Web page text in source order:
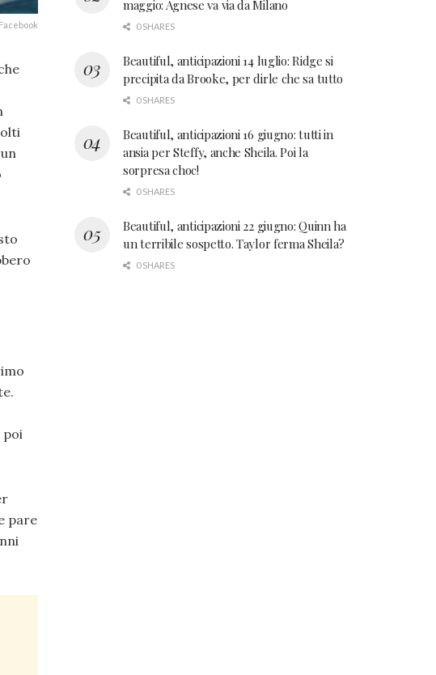
Facebook
poi
pare
maggio: Agnese va via da Milano
0 SHARES
Beautiful, anticipazioni 14 luglio: Ridge si
precipita da Brooke, per dirle che sa tutto
0 SHARES
Beautiful, anticipazioni 16 giugno: tutti in
ansia per Steffy, anche Sheila. Poi la
sorpresa choc!
0 SHARES
Beautiful, anticipazioni 22 giugno: Quinn ha
un terribile sospetto. Taylor ferma Sheila?
0 SHARES